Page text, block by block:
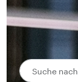
Zu den Job-
Suche
nach